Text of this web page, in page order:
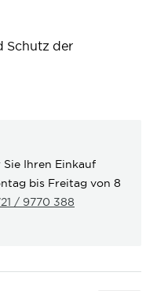
Schutz der
Sie Ihren Einkauf
bis Freitag von 8
/ 9770 388